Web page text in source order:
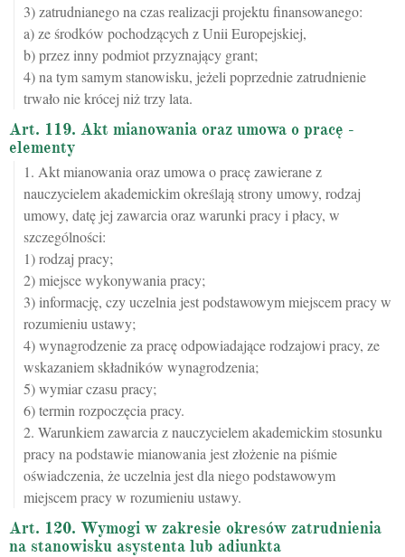
3) zatrudnianego na czas realizacji projektu finansowanego:
a) ze środków pochodzących z Unii Europejskiej,
b) przez inny podmiot przyznający grant;
4) na tym samym stanowisku, jeżeli poprzednie zatrudnienie
trwało nie krócej niż trzy lata.
Art. 119. Akt mianowania oraz umowa o pracę -
elementy
1. Akt mianowania oraz umowa o pracę zawierane z
nauczycielem akademickim określają strony umowy, rodzaj
umowy, datę jej zawarcia oraz warunki pracy i płacy, w
szczególności:
1) rodzaj pracy;
2) miejsce wykonywania pracy;
3) informację, czy uczelnia jest podstawowym miejscem pracy w
rozumieniu ustawy;
4) wynagrodzenie za pracę odpowiadające rodzajowi pracy, ze
wskazaniem składników wynagrodzenia;
5) wymiar czasu pracy;
6) termin rozpoczęcia pracy.
2. Warunkiem zawarcia z nauczycielem akademickim stosunku
pracy na podstawie mianowania jest złożenie na piśmie
oświadczenia, że uczelnia jest dla niego podstawowym
miejscem pracy w rozumieniu ustawy.
Art. 120. Wymogi w zakresie okresów zatrudnienia
na stanowisku asystenta lub adiunkta